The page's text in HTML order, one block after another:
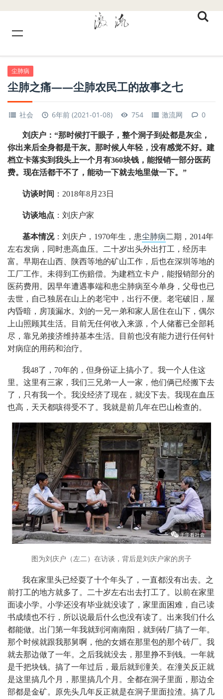
尘肺病
尘肺之痛——尘肺农民工的故事之七
社会 6年前 (2021-01-08) 754 激流网 0
刘庆户：“那时候打干眼子，整个洞子到处都是灰尘，
你出来后全身都是干灰。那时候人年轻，没有感觉不好。建
档立卡落实到我头上一个月有360块钱，能报销一部分医药
费。现在活都干不了，能动一下就去地里做一下。”
访谈时间 ：2018年8月23日
访谈地点 ：刘庆户家
基本情况：刘庆户，1970年生，患尘肺病二期，2014年
左右发病，同时患高血压。二十岁出头外出打工，经历丰
富。早期在山西、陕西等地的矿山工作，后也在深圳等地的
工厂工作。未得到工伤赔偿。为建档立卡户，能报销部分的
医药费用。因早年遭遇事端和患尘肺病至今单身，父母也已
去世，自己独居在山上的老宅中，出行不便。老宅破旧，屋
内昏暗，房顶漏水。刘的一兄一弟和家人居住在山下，偶尔
上山照顾其生活。目前无任何收入来源，个人储蓄已全部耗
尽，靠兄弟接济维持基本生活。目前也没有能力进行任何针
对病症的用药和治疗。
我48了，70年的，但身份证上搞小了。我一个人住这
里。这里有三家，我们三兄弟一人一家，他们俩已经搬下去
了，只有我一个。我没经济了现在，就没下去。我现在血压
也高，天天都咳得受不了。我就是前几年在巴山检查的。
图为刘庆户（左二）在访谈，背后是刘庆户家的房子
我在家里头已经耍了十个年头了，一直都没有出去。之
前打工的地方就多了。二十岁左右出去打工了。以前在家里
面读小学。小学还没有毕业就没读了，家里面困难，自己读
书成绩也不行，所以说最后什么也没有读了。出来我们什么
都能做。出门第一年我就到河南南阳，就到砖厂搞了一年。
那个时候就跟我那舅啊，他的女婿在那里包的那个砖厂。我
就去那边做了一年。之后我就没去，那里挣不到钱。一年就
是千把块钱。搞了一年过后，最后就到潼关。在潼关反正就
是这里搞几个月，那里搞几个月。全都在洞子里面，那边全
部都是金矿。原先头几年反正就是在洞子里面拉渣。搞了几